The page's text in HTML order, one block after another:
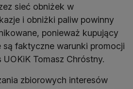
sieć obniżek w
i obniżki paliw powinny
ponieważ kupujący
są faktyczne warunki promocji
Tomasz Chróstny.
zbiorowych interesów